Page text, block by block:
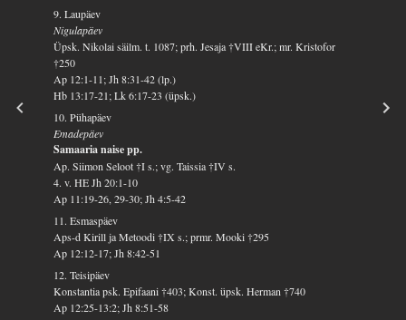
9. Laupäev
Nigulapäev
Üpsk. Nikolai säilm. t. 1087; prh. Jesaja †VIII eKr.; mr. Kristofor
†250
Ap 12:1-11; Jh 8:31-42 (lp.)
Hb 13:17-21; Lk 6:17-23 (üpsk.)
10. Pühapäev
Emadepäev
Samaaria naise pp.
Ap. Siimon Seloot †I s.; vg. Taissia †IV s.
4. v. HE Jh 20:1-10
Ap 11:19-26, 29-30; Jh 4:5-42
11. Esmaspäev
Aps-d Kirill ja Metoodi †IX s.; prmr. Mooki †295
Ap 12:12-17; Jh 8:42-51
12. Teisipäev
Konstantia psk. Epifaani †403; Konst. üpsk. Herman †740
Ap 12:25-13:2; Jh 8:51-58